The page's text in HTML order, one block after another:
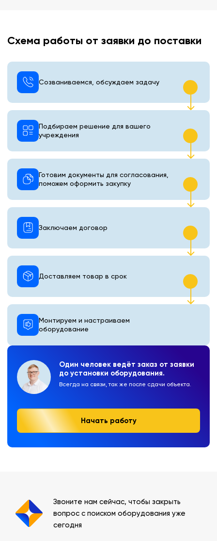
Схема работы от заявки до поставки
Один человек ведёт заказ от заявки
до установки оборудования.
Всегда на связи, так же после сдачи объекта.
Начать работу
Созваниваемся, обсуждаем задачу
Подбираем решение для вашего
учреждения
Готовим документы для согласования,
поможем оформить закупку
Монтируем и настраиваем
оборудование
Доставляем товар в срок
Заключаем договор
Звоните нам сейчас, чтобы закрыть
вопрос с поиском оборудования уже
сегодня